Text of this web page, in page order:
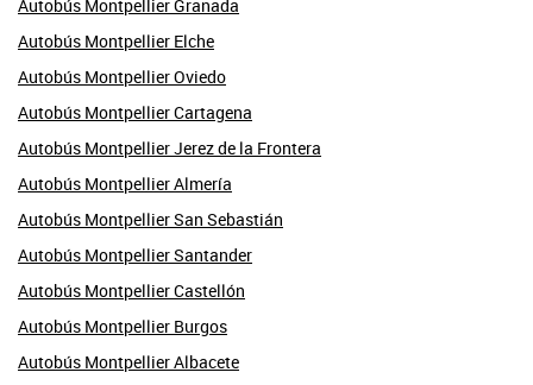
Autobús Montpellier Granada
Autobús Montpellier Elche
Autobús Montpellier Oviedo
Autobús Montpellier Cartagena
Autobús Montpellier Jerez de la Frontera
Autobús Montpellier Almería
Autobús Montpellier San Sebastián
Autobús Montpellier Santander
Autobús Montpellier Castellón
Autobús Montpellier Burgos
Autobús Montpellier Albacete